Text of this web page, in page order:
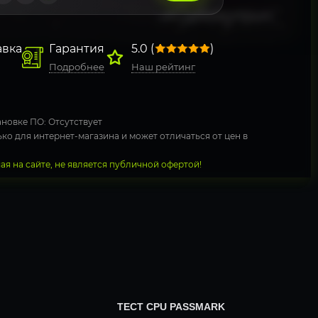
Гарантия
Подробнее
5.0 ( )
Наш рейтинг
ПО: Отсутствует
для интернет-магазина и может отличаться от цен в
на сайте, не является публичной офертой!
ТЕСТ CPU PASSMARK